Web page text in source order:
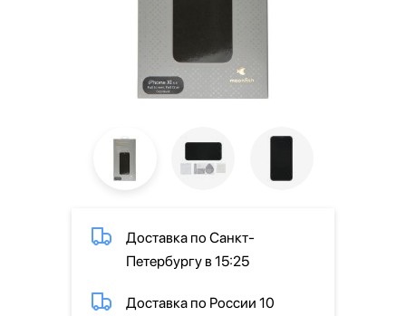
Доставка по Санкт-
Петербургу в 15:25
Доставка по России 10